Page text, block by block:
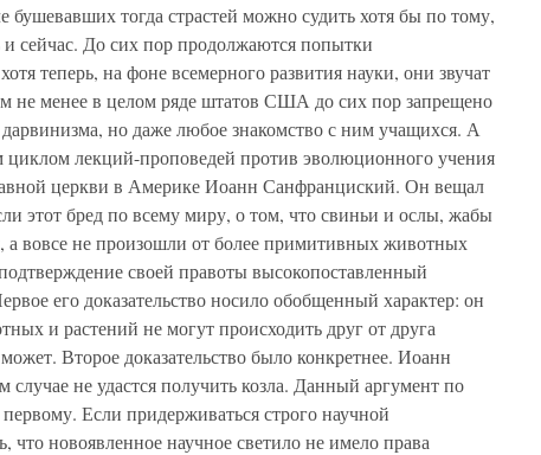
бушевавших тогда страстей можно судить хотя бы по тому,
и сейчас. До сих пор продолжаются попытки
теперь, на фоне всемерного развития науки, они звучат
не менее в целом ряде штатов США до сих пор запрещено
но даже любое знакомство с ним учащихся. А
циклом лекций-проповедей против эволюционного учения
церкви в Америке Иоанн Санфранциский. Он вещал
этот бред по всему миру, о том, что свиньи и ослы, жабы
вовсе не произошли от более примитивных животных
своей правоты высокопоставленный
его доказательство носило обобщенный характер: он
и растений не могут происходить друг от друга
Второе доказательство было конкретнее. Иоанн
случае не удастся получить козла. Данный аргумент по
Если придерживаться строго научной
что новоявленное научное светило не имело права